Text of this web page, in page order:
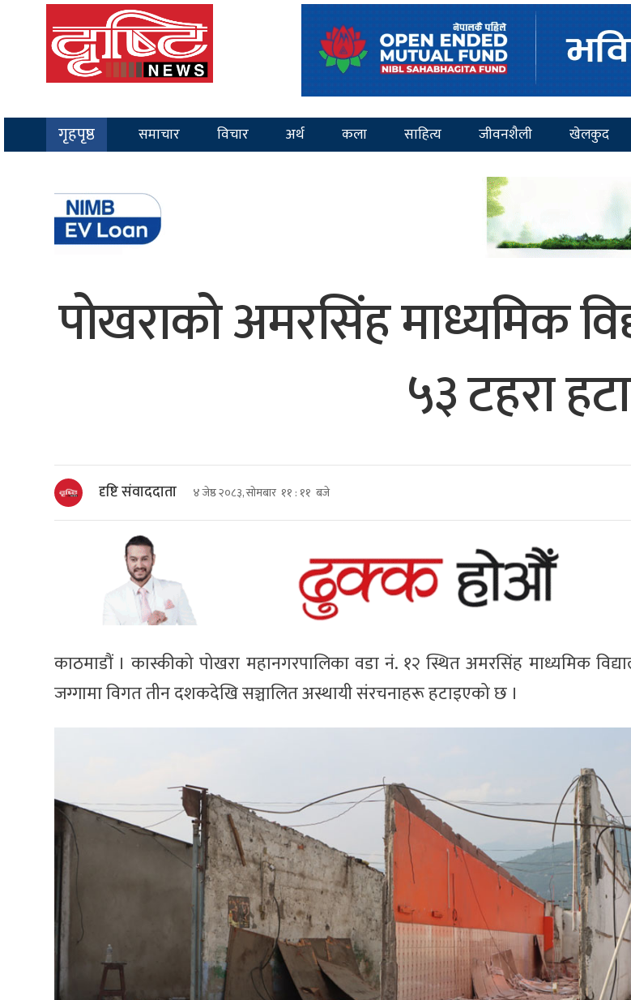
गृहपृष्ठ समाचार विचार अर्थ कला साहित्य जीवनशैली खेलकुद
पोखराको अमरसिंह माध्यमिक
५३ टहरा
दृष्टि संवाददाता ४ जेष्ठ २०८३, सोमबार ११ : ११ बजे
काठमाडौं । कास्कीको पोखरा महानगरपालिका वडा नं. १२ स्थित अमरसिंह माध्यमिक
जग्गामा विगत तीन दशकदेखि सञ्चालित अस्थायी संरचनाहरू हटाइएको छ ।